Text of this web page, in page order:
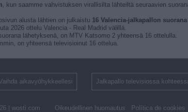
, kun saamme vahvistuksen virallisilta lähteiltä seuraavien
alusta lähtien on julkaistu 16 Valencia-jalkapallon
2026 ottelu Valencia - Real Madrid välillä.
lähetyksenä, on MTV Katsomo 2 yhteensä 16 ottelulla.
on yhteensä televisioinut 16 ottelua.
aikavyöhykkeellesi Jalkapallo televisiossa
| wosti.com Oikeudellinen huomautus Política de cookies